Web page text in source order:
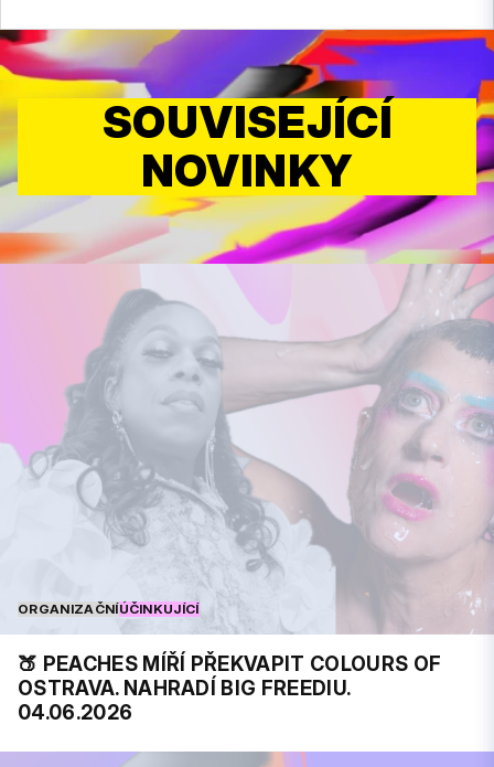
SOUVISEJÍCÍ
NOVINKY
ORGANIZAČNÍÚČINKUJÍCÍ
🍑 PEACHES MÍŘÍ PŘEKVAPIT COLOURS OF
OSTRAVA. NAHRADÍ BIG FREEDIU.
04.06.2026